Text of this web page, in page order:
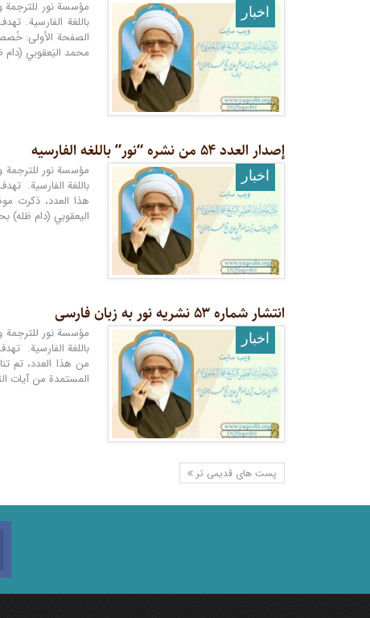
اخبار
باللغة الفارسية.
الصفحة الأولى:
محمد اليَعقوبي (دام ظله)
إصدار العدد ۵۴ من نشره “نور” باللغه الفارسیه
اخبار
باللغة الفارسية.
هذا العدد، ذکرت
اليعقوبي (دام ظله)
انتشار شماره ۵۳ نشریه نور به زبان فارسی
اخبار
باللغة الفارسية.
من هذا العدد، تم
المستمدة من آيات
پست های قدیمی تر